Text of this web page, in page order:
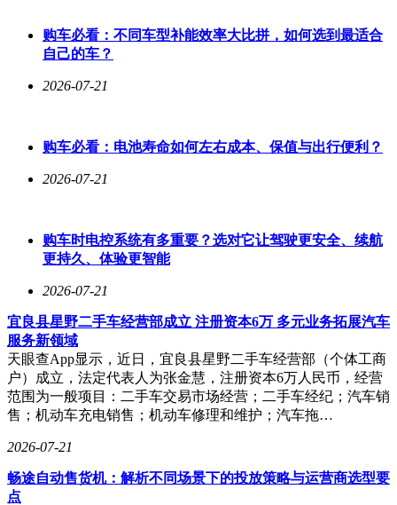
价格上涨。
鸡蛋价格上涨，让去年亏损的蛋鸡养殖端迎来较好盈利。按王
金玉提供的成本计算，蛋鸡养殖端利润在2元/斤左右；按综合
达近10年同期最高。
目前鸡蛋供应紧张仍在持续。王金玉观察到，价格上涨后多数
蛋需求仍在。卓创资讯报告显示，6月上旬端午集中备货持
续，节日刚需托底蛋价，商超、电商加大补货备货力度。
张局面预计9月后好转，价格或下滑。6月、7月上旬南方进入
梅雨季节，鸡蛋储存难度上升，市场进入传统消费淡季，贸易
商按需少量拿货，供需关系将有所改善。结合历年梅雨期价格
波动规律和当前现货基本面，蛋价回落空间在0.50 - 0.70元/
斤。
购车必看：不同车型补能效率大比拼，如何选到最适合
自己的车？
2026-07-21
购车必看：电池寿命如何左右成本、保值与出行便利？
2026-07-21
购车时电控系统有多重要？选对它让驾驶更安全、续航
更持久、体验更智能
2026-07-21
宜良县星野二手车经营部成立 注册资本6万 多元业务拓展汽车
服务新领域
天眼查App显示，近日，宜良县星野二手车经营部（个体工商
户）成立，法定代表人为张金慧，注册资本6万人民币，经营
范围为一般项目：二手车交易市场经营；二手车经纪；汽车销
售；机动车充电销售；机动车修理和维护；汽车拖…
2026-07-21
畅途自动售货机：解析不同场景下的投放策略与运营商选型要
点